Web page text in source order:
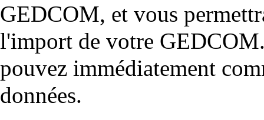
GEDCOM, et vous
l'import de votre
pouvez immédiatement
données.